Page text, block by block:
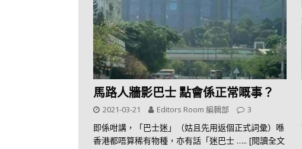
馬路人牆影巴士 點會係正常嘅事？
2021-03-21 Editors Room 編輯部 3
即係咁講，「巴士迷」（姑且先用返個正式詞彙）喺
香港都唔算稀有物種，亦有話「迷巴士 ….. [閱讀全文